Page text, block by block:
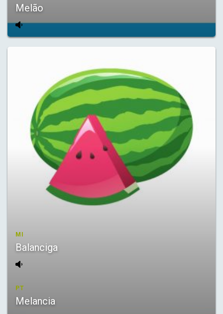
Melão
MI
Balanciga
PT
Melancia